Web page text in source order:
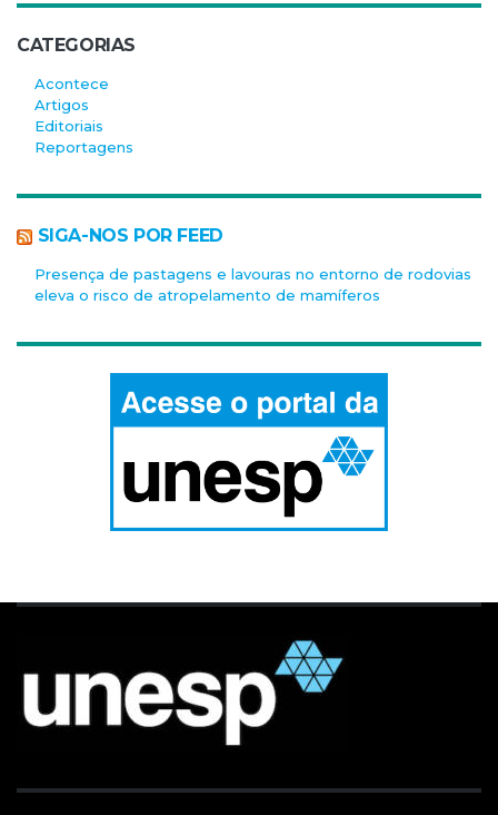
CATEGORIAS
Acontece
Artigos
Editoriais
Reportagens
SIGA-NOS POR FEED
Presença de pastagens e lavouras no entorno de rodovias
eleva o risco de atropelamento de mamíferos